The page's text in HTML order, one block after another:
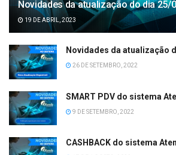
Novidades da atualização do dia 25/
19 DE ABRIL, 2023
Novidades da atualização
26 DE SETEMBRO, 2022
SMART PDV do sistema
9 DE SETEMBRO, 2022
CASHBACK do sistema